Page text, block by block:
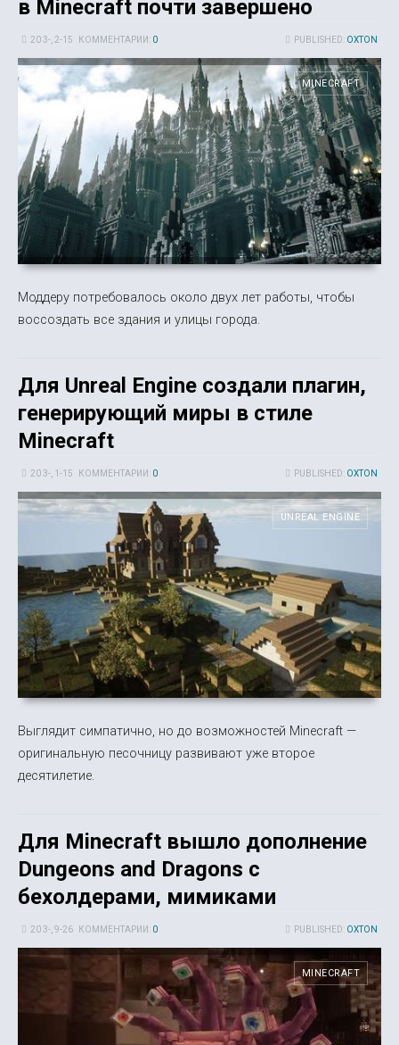
в Minecraft почти завершено
PUBLISHED: OXTON
20 3-, 2-15 КОММЕНТАРИИ: 0
MINECRAFT
Моддеру потребовалось около двух лет работы, чтобы
воссоздать все здания и улицы города.
Для Unreal Engine создали плагин,
генерирующий миры в стиле
Minecraft
PUBLISHED: OXTON
20 3-, 1-15 КОММЕНТАРИИ: 0
UNREAL ENGINE
Выглядит симпатично, но до возможностей Minecraft —
оригинальную песочницу развивают уже второе
десятилетие.
Для Minecraft вышло дополнение
Dungeons and Dragons с
бехолдерами, мимиками
PUBLISHED: OXTON
20 3-, 9-26 КОММЕНТАРИИ: 0
MINECRAFT